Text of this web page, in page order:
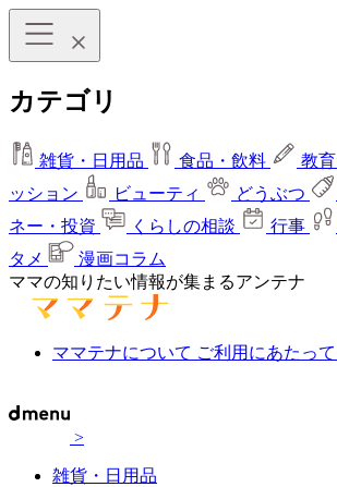
カテゴリ
雑貨・日用品 食品・飲料 教育
ッション
ビューティ どうぶつ
ネー・投資
くらしの相談 行事
タメ
漫画コラム
ママの知りたい情報が集まるアンテナ
ママテナについて ご利用にあたって
>
雑貨・日用品